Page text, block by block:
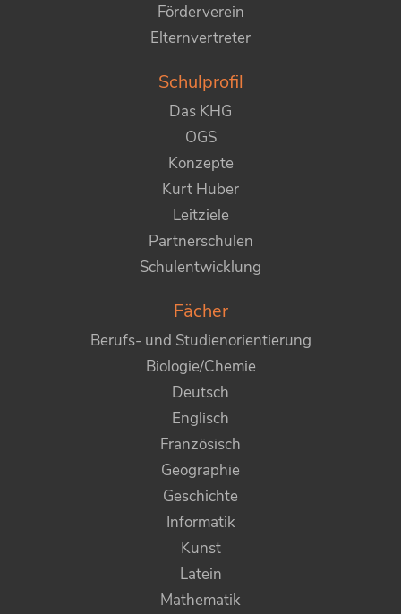
Förderverein
Elternvertreter
Schulprofil
Das KHG
OGS
Konzepte
Kurt Huber
Leitziele
Partnerschulen
Schulentwicklung
Fächer
Berufs- und Studienorientierung
Biologie/Chemie
Deutsch
Englisch
Französisch
Geographie
Geschichte
Informatik
Kunst
Latein
Mathematik